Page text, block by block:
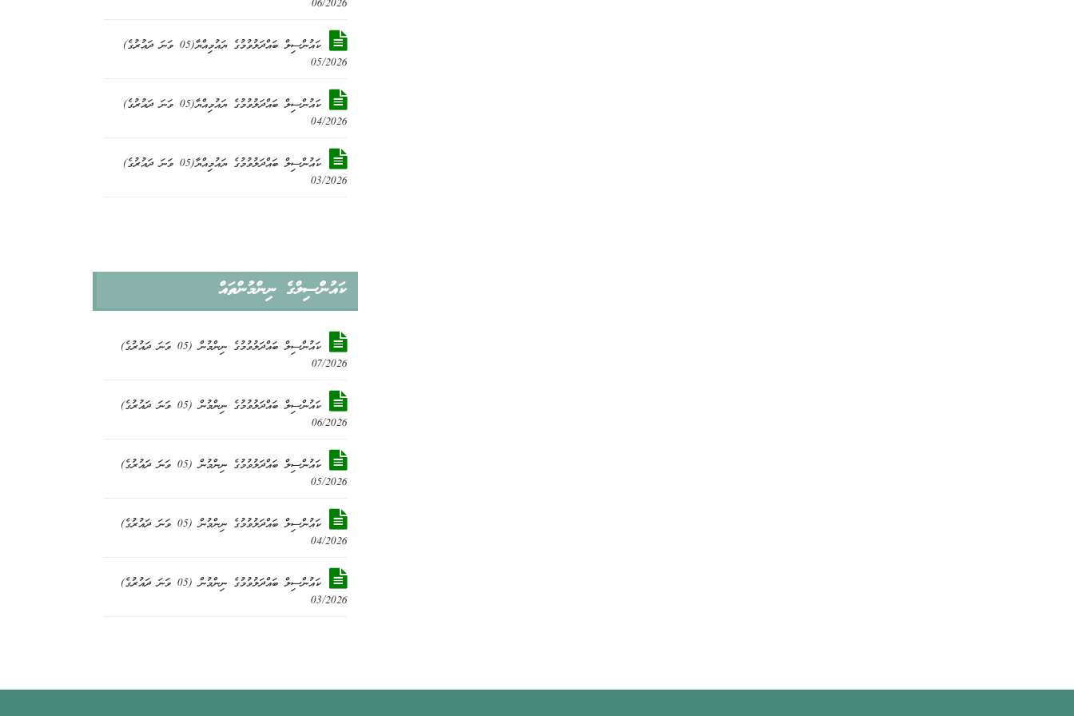
06/2026
ކައުންސިލް ބައްދަލުވުމުގެ ޔައުމިއްޔާ(05 ވަނަ ދައުރުގެ)
05/2026
ކައުންސިލް ބައްދަލުވުމުގެ ޔައުމިއްޔާ(05 ވަނަ ދައުރުގެ)
04/2026
ކައުންސިލް ބައްދަލުވުމުގެ ޔައުމިއްޔާ(05 ވަނަ ދައުރުގެ)
03/2026
ކައުންްސިލްގެ ނިންމުންތައް
ކައުންސިލް ބައްދަލުވުމުގެ ނިންމުން (05 ވަނަ ދައުރުގެ)
07/2026
ކައުންސިލް ބައްދަލުވުމުގެ ނިންމުން (05 ވަނަ ދައުރުގެ)
06/2026
ކައުންސިލް ބައްދަލުވުމުގެ ނިންމުން (05 ވަނަ ދައުރުގެ)
05/2026
ކައުންސިލް ބައްދަލުވުމުގެ ނިންމުން (05 ވަނަ ދައުރުގެ)
04/2026
ކައުންސިލް ބައްދަލުވުމުގެ ނިންމުން (05 ވަނަ ދައުރުގެ)
03/2026